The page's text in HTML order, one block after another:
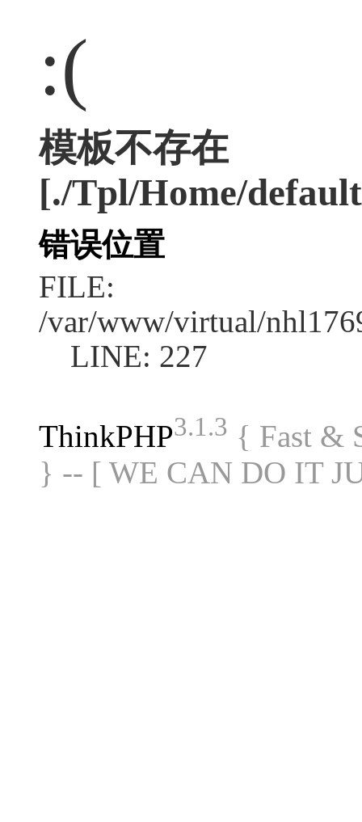
:(
模板不存在
[./Tpl/Home/
错误位置
FILE:
/var/www/virtual/
LINE: 227
ThinkPHP3.1.3 { Fast &
} -- [ WE CAN DO IT